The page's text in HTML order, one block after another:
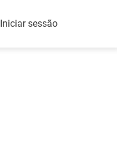
Iniciar sessão